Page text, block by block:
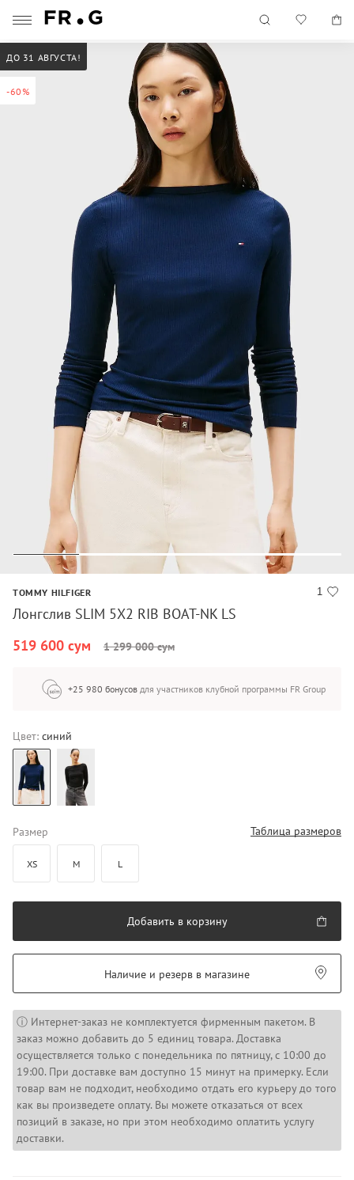
-60%
ДО 31 АВГУСТА!
1
TOMMY HILFIGER
Лонгслив SLIM 5X2 RIB BOAT-NK LS
519 600 сум
1 299 000 сум
+25 980 бонусов для участников клубной программы FR Group
Цвет: синий
Размер Таблица размеров
XS M L
Добавить в корзину
Наличие и резерв в магазине
ⓘ Интернет-заказ не комплектуется фирменным пакетом. В
заказ можно добавить до 5 единиц товара. Доставка
осуществляется только с понедельника по пятницу, с 10:00 до
19:00. При доставке вам доступно 15 минут на примерку. Если
товар вам не подходит, необходимо отдать его курьеру до того
как вы произведете оплату. Вы можете отказаться от всех
позиций в заказе, но при этом необходимо оплатить услугу
доставки.